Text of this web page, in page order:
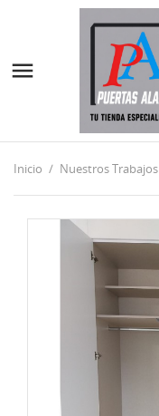

Inicio Nuestros Trabajos